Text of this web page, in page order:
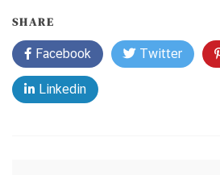
SHARE
Facebook Twitter
Linkedin